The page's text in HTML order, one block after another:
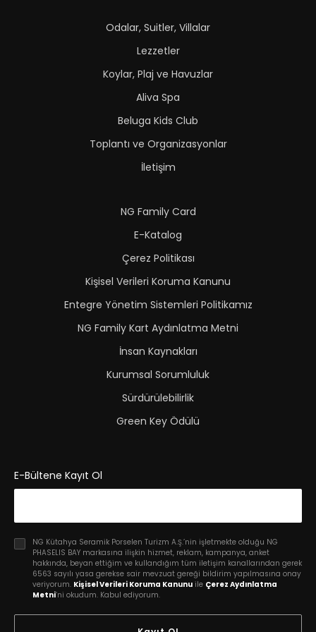
Odalar, Suitler, Villalar
Lezzetler
Koylar, Plaj ve Havuzlar
Aliva Spa
Beluga Kids Club
Toplantı ve Organizasyonlar
İletişim
NG Family Card
E-Katalog
Çerez Politikası
Kişisel Verileri Koruma Kanunu
Entegre Yönetim Sistemleri Politikamız
NG Family Kart Aydınlatma Metni
İnsan Kaynakları
Kurumsal Sorumluluk
Sürdürülebilirlik
Green Key Ödülü
E-Bültene Kayıt Ol
NG Kütahya Seramik Porselen Turizm A.Ş.’nin işletmekte olduğu NG
PHASELIS BAY markasına ilişkin hizmet, reklam, kampanya, anket
hakkında, beyan ettiğim ve kullandığım tüm iletişim kanallarından gerek
6563 sayılı yasa gerekse sair mevzuat gereği bildirim yapılmasına onay
veriyorum. Kişisel Verileri Koruma Kanunu ile Çerez Aydınlatma
Metni’ni okudum. Kabul ediyorum.